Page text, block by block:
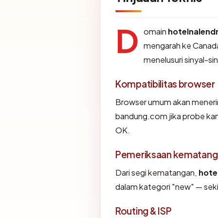
D omain
mengarah ke
menelusuri sinyal-
Kompatibilitas browser
Browser umum akan
bandung.com jika probe
OK.
Pemeriksaan
Dari segi kematangan,
dalam kategori "new" —
Routing & ISP